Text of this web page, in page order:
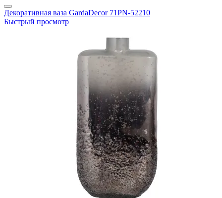
Декоративная ваза GardaDecor 71PN-52210
Быстрый просмотр